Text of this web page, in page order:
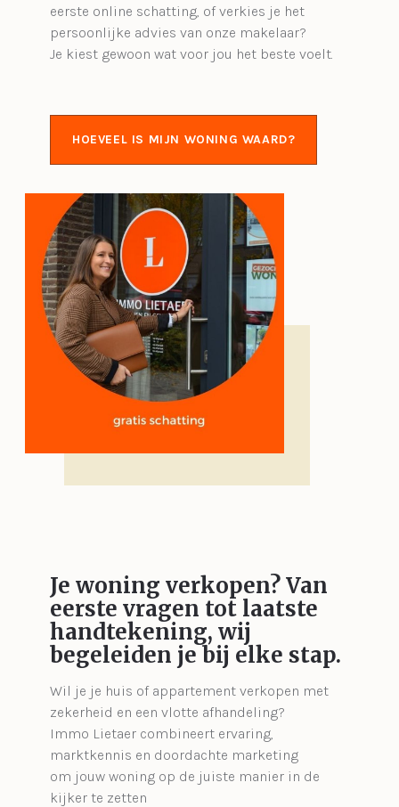
eerste online schatting, of verkies je het
persoonlijke advies van onze makelaar?
Je kiest gewoon wat voor jou het beste voelt.
HOEVEEL IS MIJN WONING WAARD?
Je woning verkopen?Van
eerste vragen tot laatste
handtekening, wij
begeleiden je bij elke stap.
Wil je je huis of appartement verkopen met
zekerheid en een vlotte afhandeling?
Immo Lietaer combineert ervaring,
marktkennis en doordachte marketing
om jouw woning op de juiste manier in de
kijker te zetten